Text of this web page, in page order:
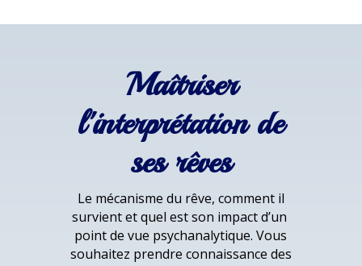
Maîtriser
l'interprétation de
ses rêves
Le mécanisme du rêve, comment il
survient et quel est son impact d’un
point de vue psychanalytique. Vous
souhaitez prendre connaissance des